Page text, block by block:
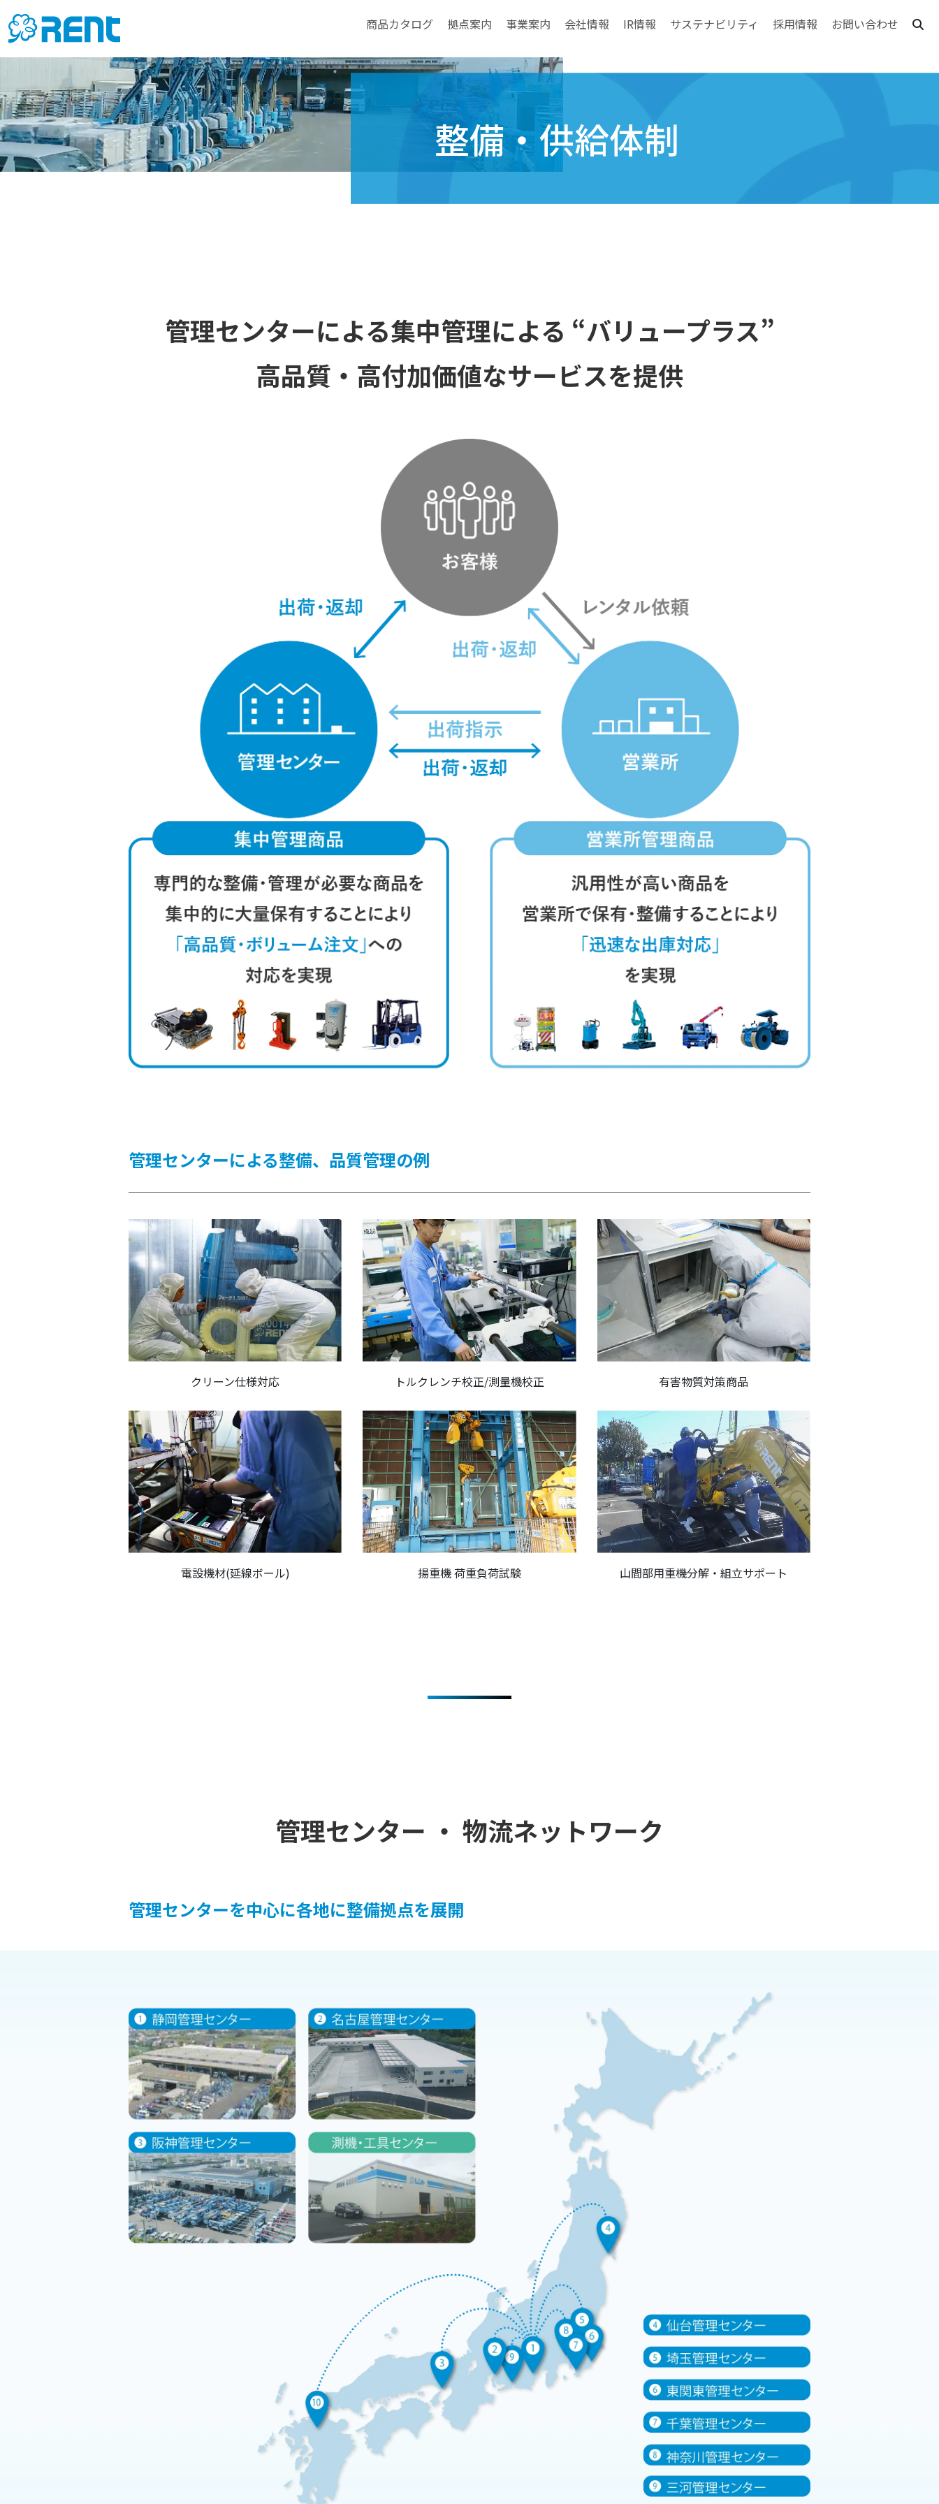
商品カタログ 拠点案内 事業案内 会社情報 IR情報 サステナビリティ 採用情報 お問い合わせ
整備・供給体制
管理センターによる集中管理による “バリュープラス”
高品質・高付加価値なサービスを提供
管理センターによる整備、品質管理の例
クリーン仕様対応 トルクレンチ校正/測量機校正 有害物質対策商品
電設機材(延線ボール) 揚重機 荷重負荷試験 山間部用重機分解・組立サポート
管理センター ・ 物流ネットワーク
管理センターを中心に各地に整備拠点を展開